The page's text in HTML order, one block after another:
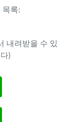
목록:
내려받을 수 있
)